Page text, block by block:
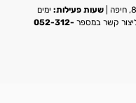
שעות פעילות: ימים
052-312-